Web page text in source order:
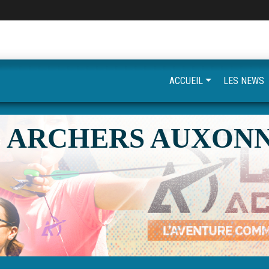
ARCHERS
ACCUEIL LES NEWS